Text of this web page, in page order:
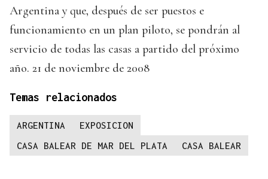
Argentina y que, después de ser puestos e
funcionamiento en un plan piloto, se pondrán al
servicio de todas las casas a partido del próximo
año. 21 de noviembre de 2008
Temas relacionados
ARGENTINA
EXPOSICION
CASA BALEAR DE MAR DEL PLATA
CASA BALEAR